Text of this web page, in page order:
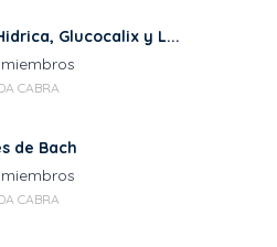
Glucocalix y L...
CABRA
de Bach
CABRA